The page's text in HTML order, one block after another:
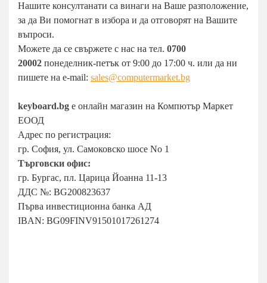
Нашите консултанати са винаги на Ваше разположение,
за да Ви помогнат в избора и да отговорят на Вашите
въпроси.
Можете да се свържете с нас на тел. 0700
20002 понеделник-петък от 9:00 до 17:00 ч. или да ни
пишете на e-mail: sales@computermarket.bg
keyboard.bg е онлайн магазин на Компютър Маркет
ЕООД
Адрес по регистрация:
гр. София, ул. Самоковско шосе No 1
Търговски офис:
гр. Бургас, пл. Царица Йоанна 11-13
ДДС №: BG200823637
Първа инвестиционна банка АД
IBAN: BG09FINV91501017261274